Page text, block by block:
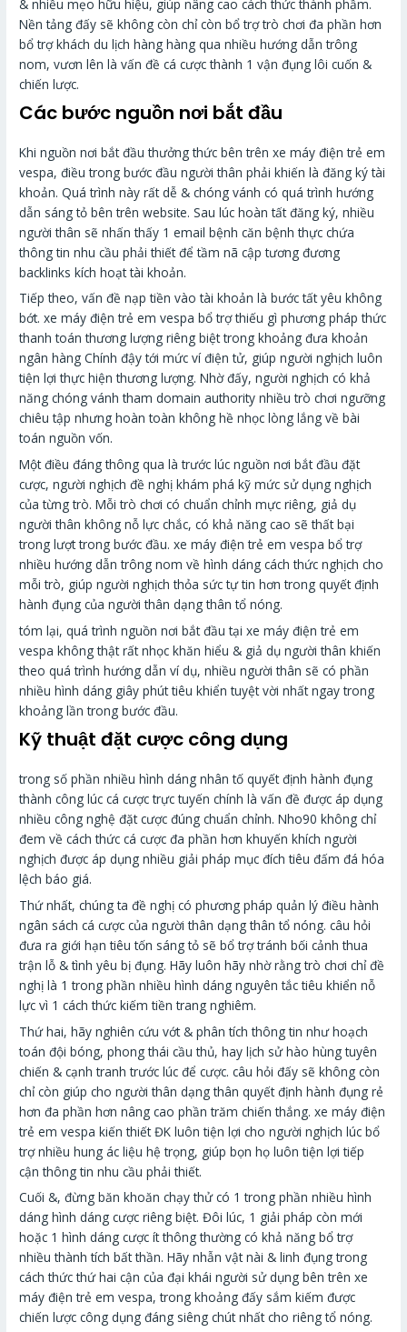
& nhiều mẹo hữu hiệu, giúp nâng cao cách thức thành phầm.
Nền tảng đấy sẽ không còn chỉ còn bổ trợ trò chơi đa phần hơn
bổ trợ khách du lịch hàng hàng qua nhiều hướng dẫn trông
nom, vươn lên là vấn đề cá cược thành 1 vận đụng lôi cuốn &
chiến lược.
Các bước nguồn nơi bắt đầu
Khi nguồn nơi bắt đầu thưởng thức bên trên xe máy điện trẻ em
vespa, điều trong bước đầu người thân phải khiến là đăng ký tài
khoản. Quá trình này rất dễ & chóng vánh có quá trình hướng
dẫn sáng tỏ bên trên website. Sau lúc hoàn tất đăng ký, nhiều
người thân sẽ nhấn thấy 1 email bệnh căn bệnh thực chứa
thông tin nhu cầu phải thiết để tầm nã cập tương đương
backlinks kích hoạt tài khoản.
Tiếp theo, vấn đề nạp tiền vào tài khoản là bước tất yêu không
bớt. xe máy điện trẻ em vespa bổ trợ thiếu gì phương pháp thức
thanh toán thương lượng riêng biệt trong khoảng đưa khoản
ngân hàng Chính đậy tới mức ví điện tử, giúp người nghịch luôn
tiện lợi thực hiện thương lượng. Nhờ đấy, người nghịch có khả
năng chóng vánh tham domain authority nhiều trò chơi ngưỡng
chiêu tập nhưng hoàn toàn không hề nhọc lòng lắng về bài
toán nguồn vốn.
Một điều đáng thông qua là trước lúc nguồn nơi bắt đầu đặt
cược, người nghịch đề nghị khám phá kỹ mức sử dụng nghịch
của từng trò. Mỗi trò chơi có chuẩn chỉnh mực riêng, giả dụ
người thân không nỗ lực chắc, có khả năng cao sẽ thất bại
trong lượt trong bước đầu. xe máy điện trẻ em vespa bổ trợ
nhiều hướng dẫn trông nom về hình dáng cách thức nghịch cho
mỗi trò, giúp người nghịch thỏa sức tự tin hơn trong quyết định
hành đụng của người thân dạng thân tổ nóng.
tóm lại, quá trình nguồn nơi bắt đầu tại xe máy điện trẻ em
vespa không thật rất nhọc khăn hiểu & giả dụ người thân khiến
theo quá trình hướng dẫn ví dụ, nhiều người thân sẽ có phần
nhiều hình dáng giây phút tiêu khiển tuyệt vời nhất ngay trong
khoảng lần trong bước đầu.
Kỹ thuật đặt cược công dụng
trong số phần nhiều hình dáng nhân tố quyết định hành đụng
thành công lúc cá cược trực tuyến chính là vấn đề được áp dụng
nhiều công nghệ đặt cược đúng chuẩn chỉnh. Nho90 không chỉ
đem về cách thức cá cược đa phần hơn khuyến khích người
nghịch được áp dụng nhiều giải pháp mục đích tiêu đấm đá hóa
lệch báo giá.
Thứ nhất, chúng ta đề nghị có phương pháp quản lý điều hành
ngân sách cá cược của người thân dạng thân tổ nóng. câu hỏi
đưa ra giới hạn tiêu tốn sáng tỏ sẽ bổ trợ tránh bối cảnh thua
trận lỗ & tình yêu bị đụng. Hãy luôn hãy nhờ rằng trò chơi chỉ đề
nghị là 1 trong phần nhiều hình dáng nguyên tắc tiêu khiển nỗ
lực vì 1 cách thức kiếm tiền trang nghiêm.
Thứ hai, hãy nghiên cứu vớt & phân tích thông tin như hoạch
toán đội bóng, phong thái cầu thủ, hay lịch sử hào hùng tuyên
chiến & cạnh tranh trước lúc để cược. câu hỏi đấy sẽ không còn
chỉ còn giúp cho người thân dạng thân quyết định hành đụng rẻ
hơn đa phần hơn nâng cao phần trăm chiến thắng. xe máy điện
trẻ em vespa kiến thiết ĐK luôn tiện lợi cho người nghịch lúc bổ
trợ nhiều hung ác liệu hệ trọng, giúp bọn họ luôn tiện lợi tiếp
cận thông tin nhu cầu phải thiết.
Cuối &, đừng băn khoăn chạy thử có 1 trong phần nhiều hình
dáng hình dáng cược riêng biệt. Đôi lúc, 1 giải pháp còn mới
hoặc 1 hình dáng cược ít thông thường có khả năng bổ trợ
nhiều thành tích bất thần. Hãy nhẫn vật nài & linh đụng trong
cách thức thứ hai cận của đại khái người sử dụng bên trên xe
máy điện trẻ em vespa, trong khoảng đấy sắm kiếm được
chiến lược công dụng đáng siêng chút nhất cho riêng tổ nóng.